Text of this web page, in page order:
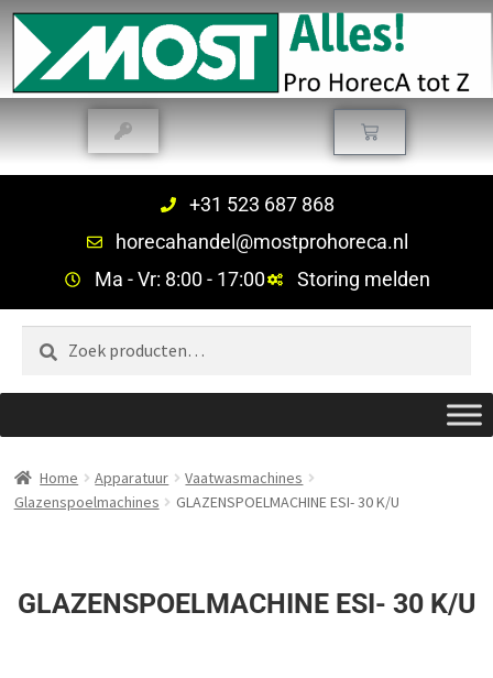
+31 523 687 868
horecahandel@mostprohoreca.nl
Ma - Vr: 8:00 - 17:00
Storing melden
Zoeken
Home Apparatuur
Vaatwasmachines
Glazenspoelmachines
GLAZENSPOELMACHINE ESI- 30 K/U
GLAZENSPOELMACHINE ESI- 30 K/U